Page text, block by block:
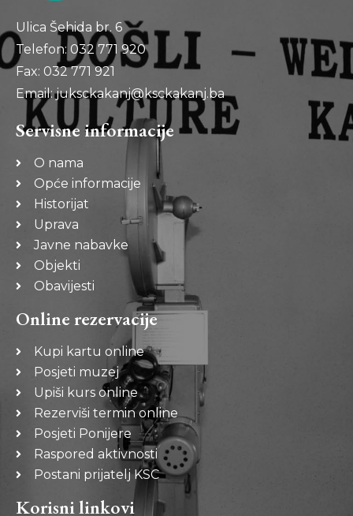
Ulica Šehida br. 6
Telefon: 032 771 920
Fax: 032 771 921
Email: juksckakanj@ksckakanj.ba
Servisne informacije
O nama
Opće informacije
Historijat
Uprava
Javne nabavke
Objekti
Obavijesti
Online rezervacije
Kupi kartu online
Posjeti muzej
Upiši kurs online
Rezerviši termin online
Posjeti Ponijere
Raspored aktivnosti
Postani prijatelj KSC
Korisni linkovi